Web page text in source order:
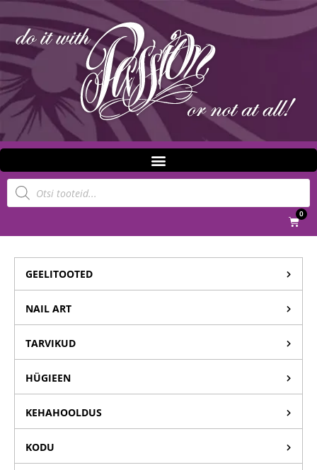
0
GEELITOOTED
NAIL ART
TARVIKUD
HÜGIEEN
KEHAHOOLDUS
KODU